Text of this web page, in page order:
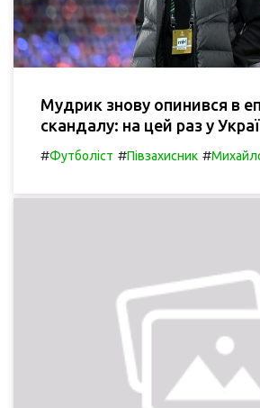
Мудрик знову опинився в
скандалу: на цей раз у
#Футболіст #Півзахисник #